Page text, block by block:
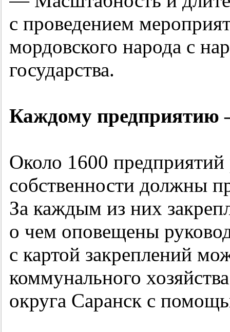
с проведением
мордовского народа с
государства.
Каждому предприятию
Около 1600
собственности должны
За каждым из них
о чем оповещены
с картой закреплений
коммунального
округа Саранск с